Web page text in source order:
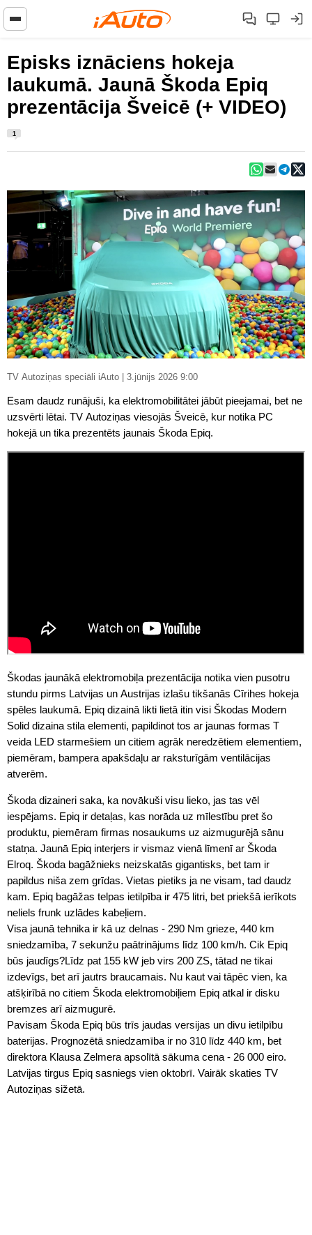
Episks iznāciens hokeja
laukumā. Jaunā Škoda Epiq
prezentācija Šveicē (+ VIDEO)
1
TV Autoziņas speciāli iAuto | 3.jūnijs 2026 9:00
Esam daudz runājuši, ka elektromobilitātei jābūt pieejamai, bet ne
uzsvērti lētai. TV Autoziņas viesojās Šveicē, kur notika PC
hokejā un tika prezentēts jaunais Škoda Epiq.
Škodas jaunākā elektromobiļa prezentācija notika vien pusotru
stundu pirms Latvijas un Austrijas izlašu tikšanās Cīrihes hokeja
spēles laukumā. Epiq dizainā likti lietā itin visi Škodas Modern
Solid dizaina stila elementi, papildinot tos ar jaunas formas T
veida LED starmešiem un citiem agrāk neredzētiem elementiem,
piemēram, bampera apakšdaļu ar raksturīgām ventilācijas
atverēm.
Škoda dizaineri saka, ka novākuši visu lieko, jas tas vēl
iespējams. Epiq ir detaļas, kas norāda uz mīlestību pret šo
produktu, piemēram firmas nosaukums uz aizmugurējā sānu
statņa. Jaunā Epiq interjers ir vismaz vienā līmenī ar Škoda
Elroq. Škoda bagāžnieks neizskatās gigantisks, bet tam ir
papildus niša zem grīdas. Vietas pietiks ja ne visam, tad daudz
kam. Epiq bagāžas telpas ietilpība ir 475 litri, bet priekšā ierīkots
neliels frunk uzlādes kabeļiem.
Visa jaunā tehnika ir kā uz delnas - 290 Nm grieze, 440 km
sniedzamība, 7 sekunžu paātrinājums līdz 100 km/h. Cik Epiq
būs jaudīgs?Līdz pat 155 kW jeb virs 200 ZS, tātad ne tikai
izdevīgs, bet arī jautrs braucamais. Nu kaut vai tāpēc vien, ka
atšķirībā no citiem Škoda elektromobiļiem Epiq atkal ir disku
bremzes arī aizmugurē.
Pavisam Škoda Epiq būs trīs jaudas versijas un divu ietilpību
baterijas. Prognozētā sniedzamība ir no 310 līdz 440 km, bet
direktora Klausa Zelmera apsolītā sākuma cena - 26 000 eiro.
Latvijas tirgus Epiq sasniegs vien oktobrī. Vairāk skaties TV
Autoziņas sižetā.